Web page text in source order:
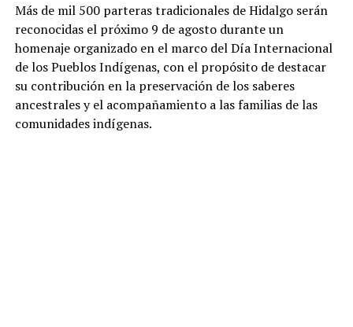
Más de mil 500 parteras tradicionales de Hidalgo serán
reconocidas el próximo 9 de agosto durante un
homenaje organizado en el marco del Día Internacional
de los Pueblos Indígenas, con el propósito de destacar
su contribución en la preservación de los saberes
ancestrales y el acompañamiento a las familias de las
comunidades indígenas.